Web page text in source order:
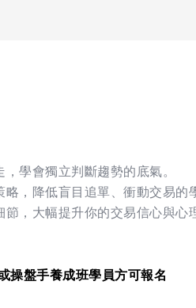
學會獨立判斷趨勢的底氣。
，降低盲目追單、衝動交易的
，大幅提升你的交易信心與心
操盤手養成班學員方可報名